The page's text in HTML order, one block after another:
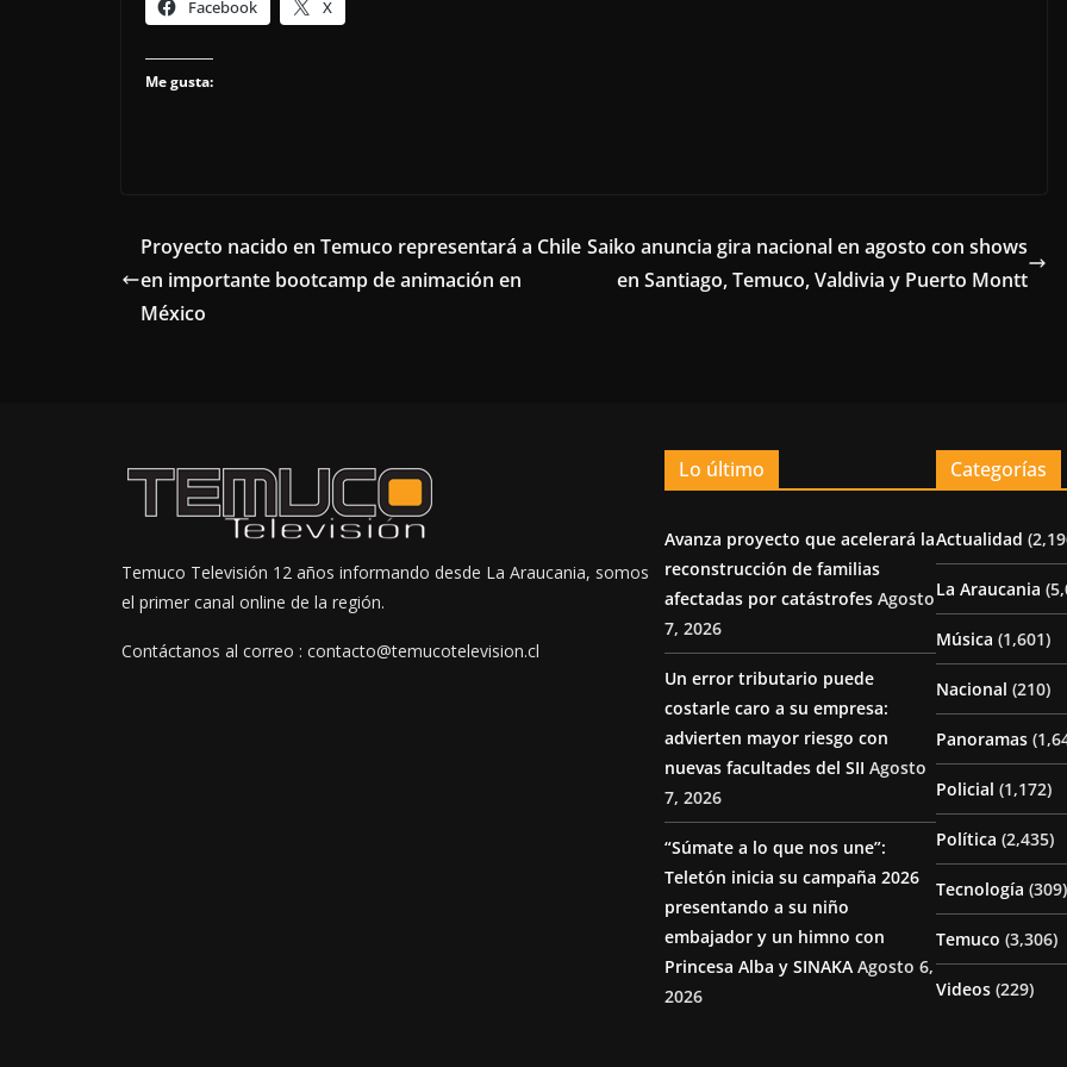
Facebook X
Me gusta:
Proyecto nacido en Temuco representará a Chile
en importante bootcamp de animación en
México
Saiko anuncia gira nacional en agosto con shows
en Santiago, Temuco, Valdivia y Puerto Montt
Temuco Televisión 12 años informando desde La Araucania, somos
el primer canal online de la región.
Contáctanos al correo : contacto@temucotelevision.cl
Lo último
Avanza proyecto que acelerará la
reconstrucción de familias
afectadas por catástrofes Agosto
7, 2026
Un error tributario puede
costarle caro a su empresa:
advierten mayor riesgo con
nuevas facultades del SII Agosto
7, 2026
“Súmate a lo que nos une”:
Teletón inicia su campaña 2026
presentando a su niño
embajador y un himno con
Princesa Alba y SINAKA Agosto 6,
2026
Categorías
Actualidad
La Araucania
Música (1,601)
Nacional (210)
Panoramas
Policial (1,172)
Política (2,435)
Tecnología (309)
Temuco (3,306)
Videos (229)